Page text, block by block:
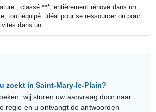
, classé ***, entièrement rénové dans un
tout équipé. idéal pour se ressourcer ou pour
dans un...
zoekt in Saint-Mary-le-Plain?
wij sturen uw aanvraag door naar
regio en u ontvangt de antwoorden